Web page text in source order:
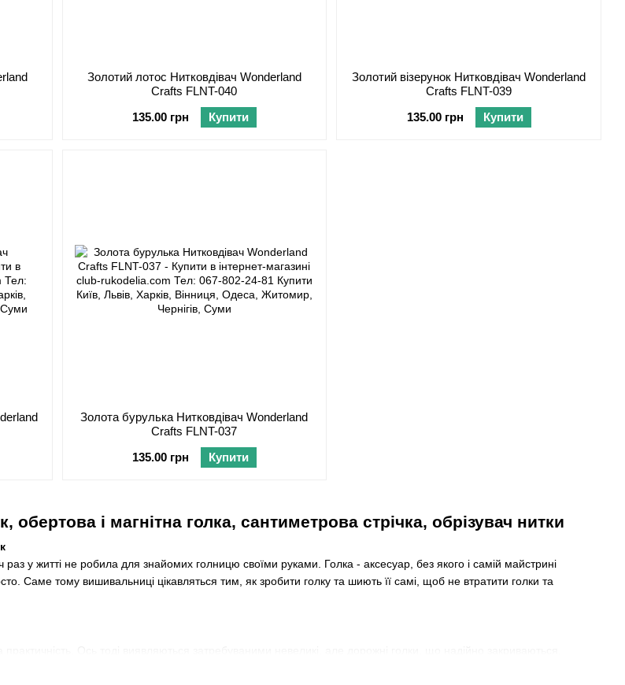
Золотий лотос Нитковдівач Wonderland
Crafts FLNT-040
135.00 грн
Купити
Золотий візерунок Нитковдівач Wonderland
Crafts FLNT-039
135.00 грн
Купити
Золота бурулька Нитковдівач Wonderland
Crafts FLNT-037
135.00 грн
Купити
обертова і магнітна голка, сантиметрова стрічка, обрізувач нитки
раз у житті не робила для знайомих голницю своїми руками. Голка - аксесуар, без якого і самій майстрині
Саме тому вишивальниці цікавляться тим, як зробити голку та шиють її самі, щоб не втратити голки та